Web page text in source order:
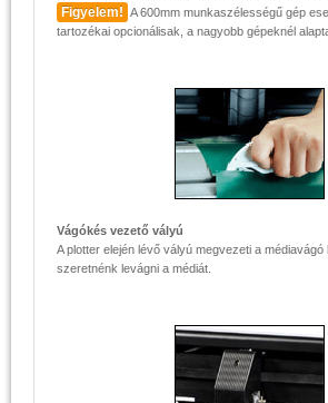
Figyelem! A 600mm munkaszélességű gép
tartozékai opcionálisak, a nagyobb gépeknél
Vágókés vezető vályú
A plotter elején lévő vályú megvezeti a
szeretnénk levágni a médiát.